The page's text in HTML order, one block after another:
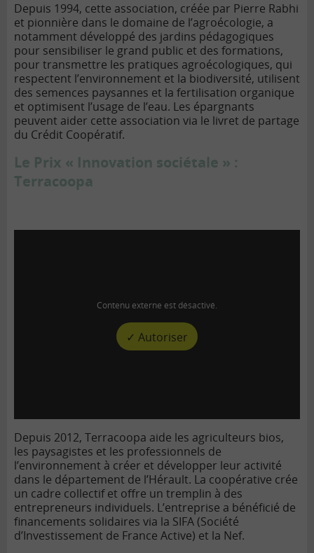
Depuis 1994, cette association, créée par Pierre Rabhi
et pionnière dans le domaine de l’agroécologie, a
notamment développé des jardins pédagogiques
pour sensibiliser le grand public et des formations,
pour transmettre les pratiques agroécologiques, qui
respectent l’environnement et la biodiversité, utilisent
des semences paysannes et la fertilisation organique
et optimisent l’usage de l’eau. Les épargnants
peuvent aider cette association via le livret de partage
du Crédit Coopératif.
Le Prix « Innovation sociétale » :
Terracoopa
Contenu externe est désactivé.
✓ Autoriser
Depuis 2012, Terracoopa aide les agriculteurs bios,
les paysagistes et les professionnels de
l’environnement à créer et développer leur activité
dans le département de l’Hérault. La coopérative crée
un cadre collectif et offre un tremplin à des
entrepreneurs individuels. L’entreprise a bénéficié de
financements solidaires via la SIFA (Société
d’Investissement de France Active) et la Nef.